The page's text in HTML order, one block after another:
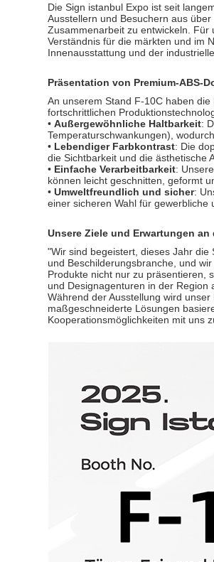
Die Sign istanbul Expo ist seit
Ausstellern und Besuchern aus
Zusammenarbeit zu entwickeln.
Verständnis für die märkten und im
Innenausstattung und der
Präsentation von Premium-ABS-
An unserem Stand F-10C haben
fortschrittlichen
•Außergewöhnliche Haltbarkeit:
Temperaturschwankungen),
• Lebendiger Farbkontrast: Die
die Sichtbarkeit und die ästhetische
• Einfache Verarbeitbarkeit:
können leicht geschnitten, geformt
•Umweltfreundlich und sicher:
einer sicheren Wahl für gewerbliche
Unsere Ziele und Erwartungen
"Wir sind begeistert, dieses Jahr
und Beschilderungsbranche, und
Produkte nicht nur zu präsentieren,
und Designagenturen in der Region
Während der Ausstellung wird
maßgeschneiderte Lösungen
Kooperationsmöglichkeiten mit uns